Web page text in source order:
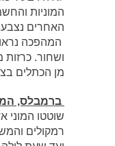
המוניות
האחרים
המהפכה
ושחור. כרזות
מן הכתלים
ברמבלס,
שוטטו המוני
רמקולים